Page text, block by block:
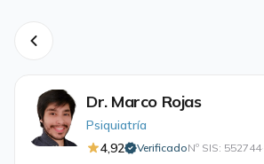
Dr. Marco Rojas
Psiquiatría
4,92
VerificadoNº SIS: 552744·